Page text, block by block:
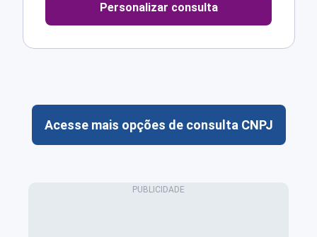
Personalizar consulta
Acesse mais opções de consulta CNPJ